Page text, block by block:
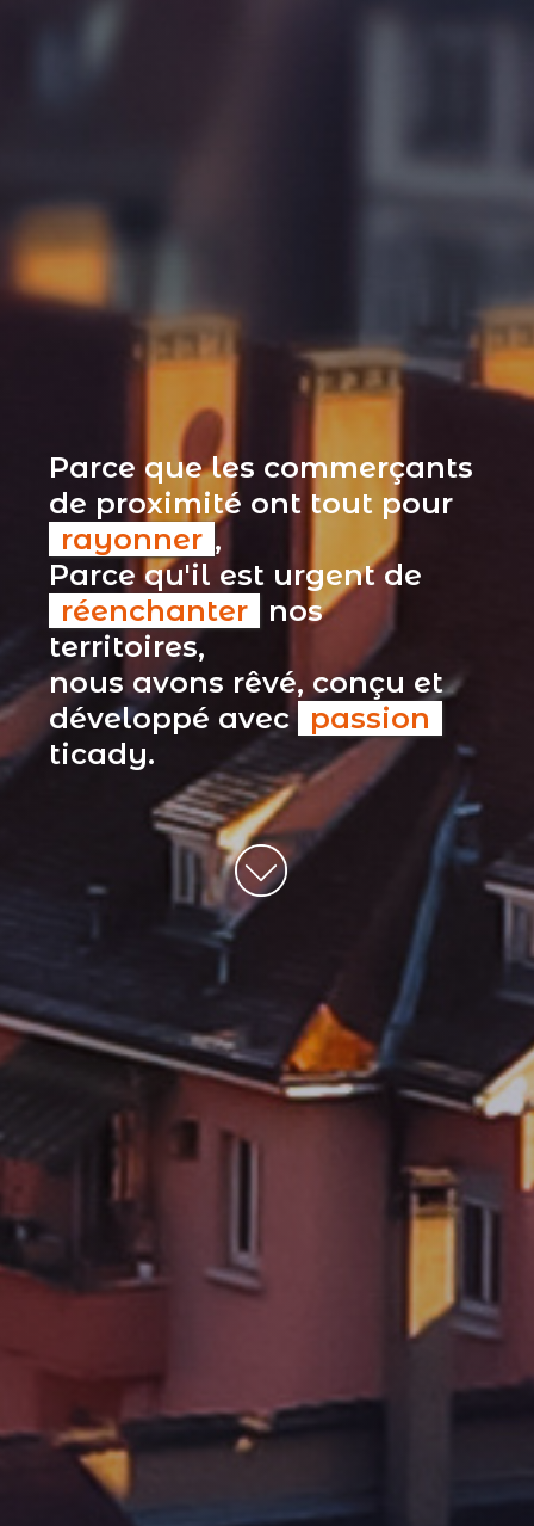
Parce que les commerçants
de proximité ont tout pour
rayonner ,
Parce qu'il est urgent de
réenchanter
nos
territoires,
nous avons rêvé, conçu et
développé avec passion
ticady.